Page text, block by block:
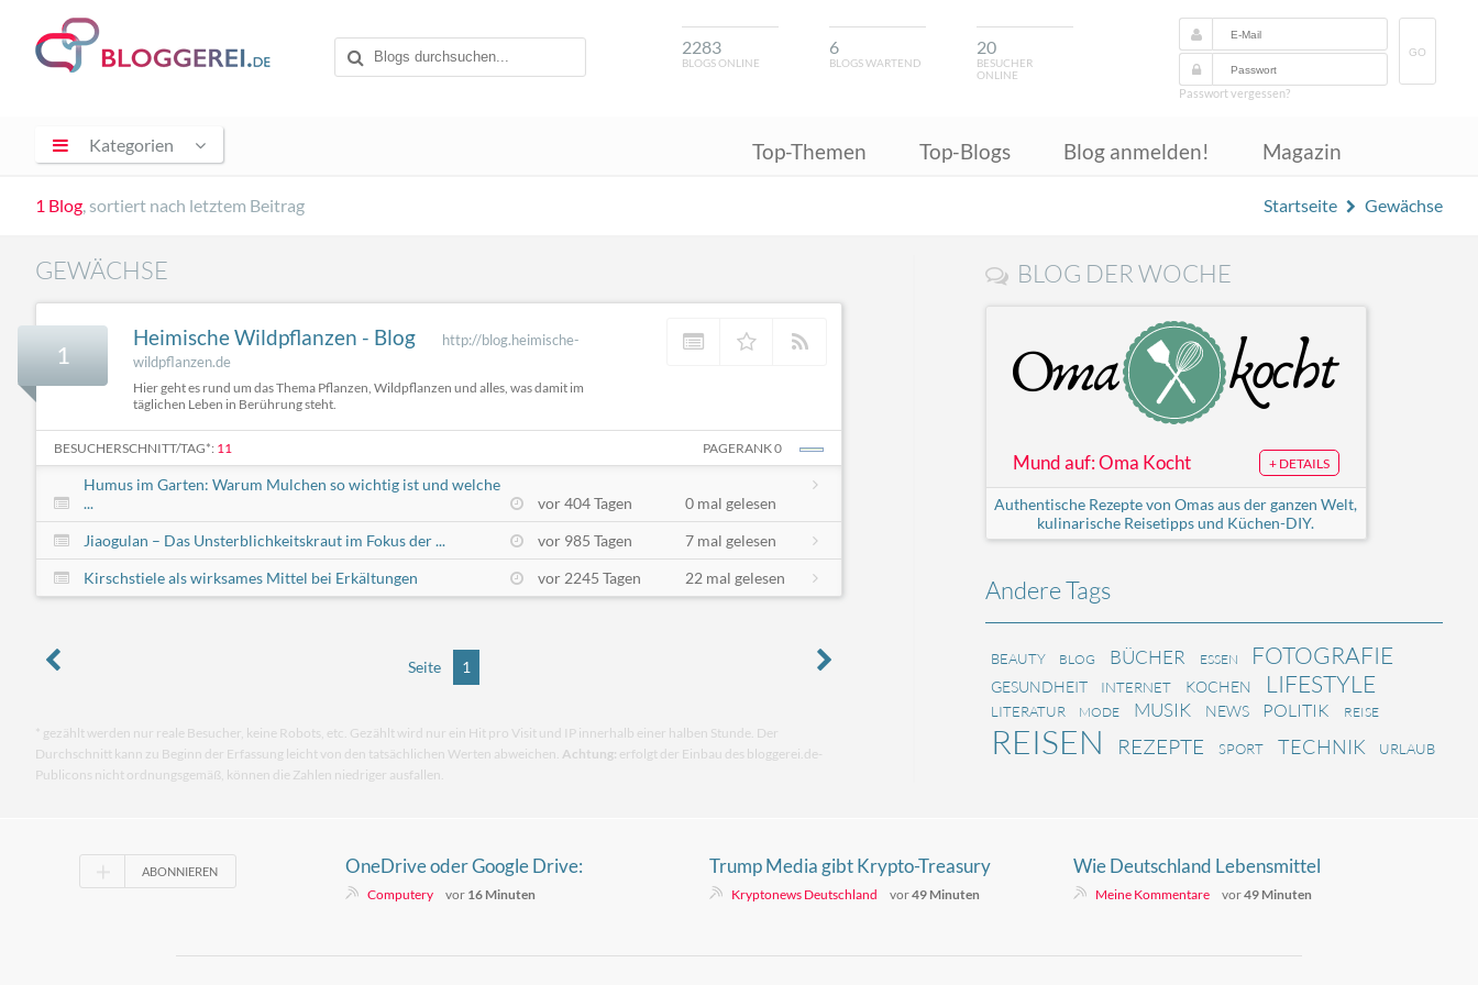
2283
BLOGS ONLINE
6
BLOGS WARTEND
20
BESUCHER
ONLINE
GO
Passwort vergessen?
Kategorien Top-Themen Top-Blogs Blog anmelden! Magazin
1 Blog, sortiert nach letztem Beitrag Startseite Gewächse
GEWÄCHSE
1
Heimische Wildpflanzen - Blog
http://blog.heimische-
wildpflanzen.de
Hier geht es rund um das Thema Pflanzen, Wildpflanzen und alles, was damit im
täglichen Leben in Berührung steht.
BESUCHERSCHNITT/TAG*: 11 PAGERANK 0
Humus im Garten: Warum Mulchen so wichtig ist und welche
...
vor 404 Tagen
0 mal gelesen
Jiaogulan – Das Unsterblichkeitskraut im Fokus der ...
vor 985 Tagen
7 mal gelesen
Kirschstiele als wirksames Mittel bei Erkältungen
vor 2245 Tagen 22 mal gelesen
Seite 1
* gezählt werden nur reale Besucher, keine Robots, etc. Gezählt wird nur ein Hit pro Visit und IP innerhalb einer halben Stunde. Der
Durchschnitt kann zu Beginn der Erfassung leicht von den tatsächlichen Werten abweichen. Achtung: erfolgt der Einbau des bloggerei.de-
Publicons nicht ordnungsgemäß, können die Zahlen niedriger ausfallen.
BLOG DER WOCHE
Mund auf: Oma Kocht + DETAILS
Authentische Rezepte von Omas aus der ganzen Welt,
kulinarische Reisetipps und Küchen-DIY.
Andere Tags
BEAUTY BLOG BÜCHER ESSEN FOTOGRAFIE
GESUNDHEIT INTERNET KOCHEN LIFESTYLE
LITERATUR MODE MUSIK NEWS POLITIK REISE
REISEN REZEPTE SPORT TECHNIK URLAUB
ABONNIEREN
OneDrive oder Google Drive:
Welche Cloud passt zu Ihnen?
Computery vor 16 Minuten
Trump Media gibt Krypto-Treasury
und Vorhersagemarkt-Pläne auf
Kryptonews Deutschland vor49 Minuten
Wie Deutschland Lebensmittel
einkauft
Meine Kommentare vor49 Minuten